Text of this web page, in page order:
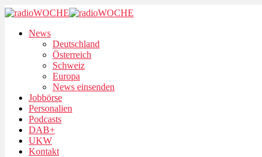
News
Deutschland
Österreich
Schweiz
Europa
News einsenden
Jobbörse
Personalien
Podcasts
DAB+
UKW
Kontakt